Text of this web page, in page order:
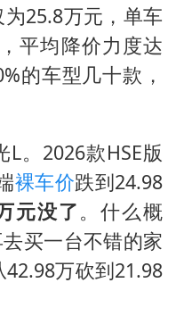
25.8万元，单车
平均降价力度达
的车型几十款，
。2026款HSE版
裸车价跌到24.98
元没了。什么概
买一台不错的家
42.98万砍到21.98